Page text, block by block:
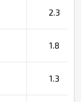
2.3
1.8
1.3